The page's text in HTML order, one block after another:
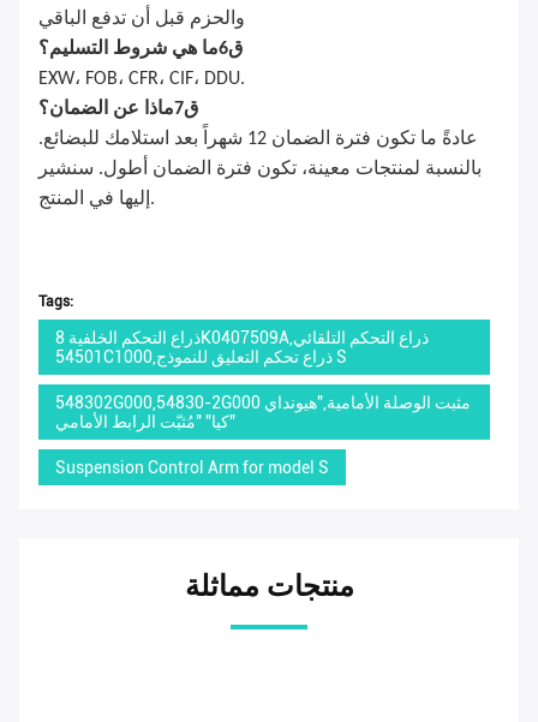
والحزم قبل أن تدفع الباقي
ق6ما هي شروط التسليم؟
EXW، FOB، CFR، CIF، DDU.
ق7ماذا عن الضمان؟
عادةً ما تكون فترة الضمان 12 شهراً بعد استلامك للبضائع.
بالنسبة لمنتجات معينة، تكون فترة الضمان أطول. سنشير
إليها في المنتج.
Tags:
ذراع التحكم الخلفية 8K0407509A,ذراع التحكم التلقائي
54501C1000,ذراع تحكم التعليق للنموذج S
548302G000,54830-2G000 مثبت الوصلة الأمامية,"هيونداي
كيا" "مُثبّت الرابط الأمامي"
Suspension Control Arm for model S
منتجات مماثلة